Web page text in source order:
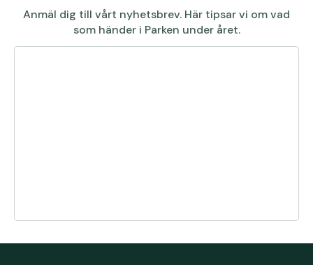
Anmäl dig till vårt nyhetsbrev. Här tipsar vi om vad
som händer i Parken under året.